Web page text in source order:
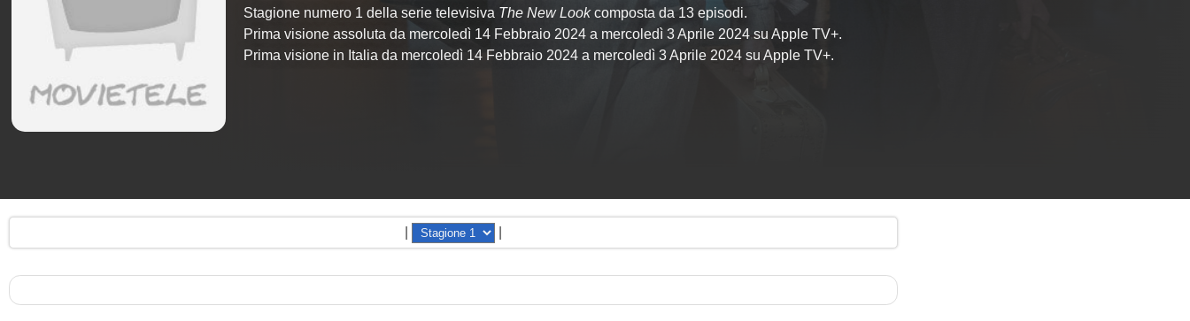
Stagione numero 1 della serie televisiva The New Lookcomposta da 13 episodi.
Prima visione assoluta da mercoledì 14 Febbraio 2024 a mercoledì 3 Aprile 2024 su Apple TV+.
Prima visione in Italia da mercoledì 14 Febbraio 2024 a mercoledì 3 Aprile 2024 su Apple TV+.